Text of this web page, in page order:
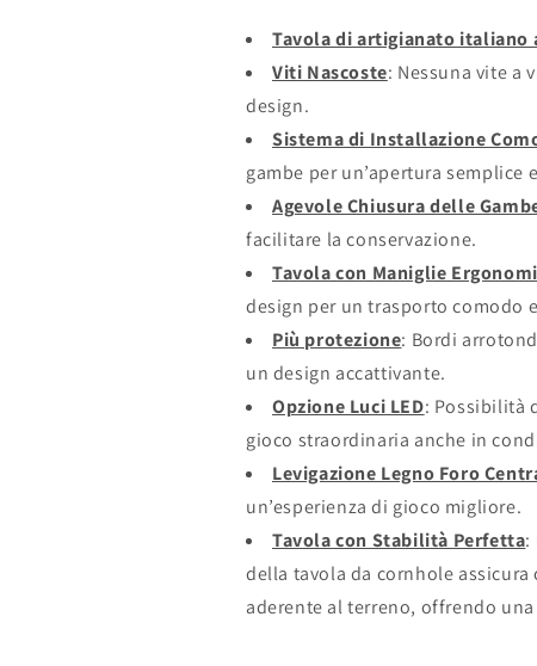
Tavola di artigianato italiano
Viti Nascoste: Nessuna vite a
design.
Sistema di Installazione
gambe per un’apertura semplice
Agevole Chiusura delle
facilitare la conservazione.
Tavola con Maniglie
design per un trasporto comodo
Più protezione: Bordi
un design accattivante.
Opzione Luci LED: Possibilità
gioco straordinaria anche in
Levigazione Legno Foro
un’esperienza di gioco migliore.
Tavola con Stabilità Perfetta:
della tavola da cornhole
aderente al terreno, offrendo